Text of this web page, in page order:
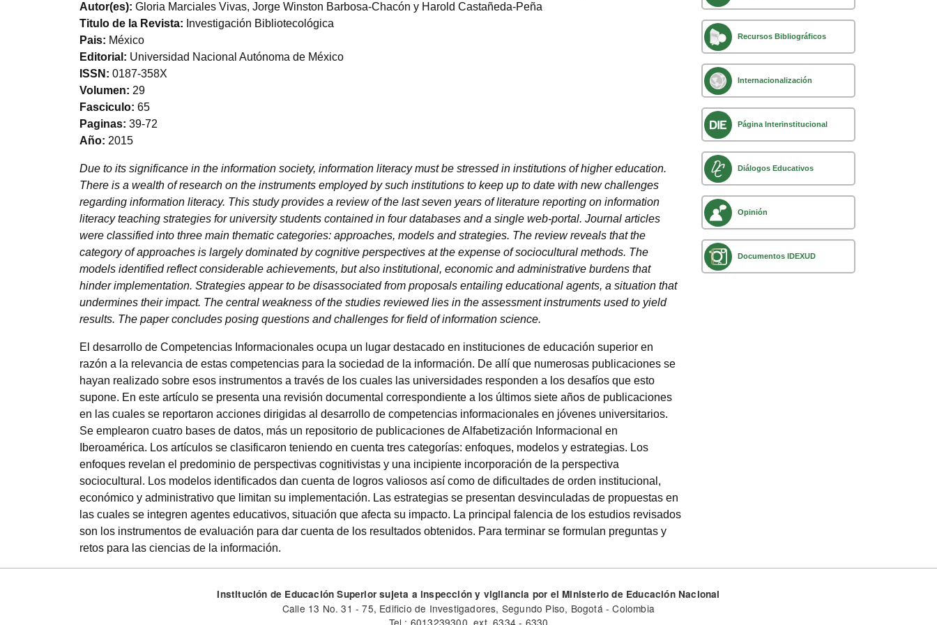
Autor(es) Gloria Marciales Vivas, Jorge Winston Barbosa-Chacón y Harold Castañeda-Peña
Titulo de la Revista
Investigación Bibliotecológica
Pais
México
Editorial
Universidad Nacional Autónoma de México
ISSN
0187-358X
Volumen
29
Fasciculo 65
Paginas 39-72
Año 2015
Due to its significance in the information society, information literacy must be stressed in institutions of higher education.
There is a wealth of research on the instruments employed by such institutions to keep up to date with new challenges
regarding information literacy. This study provides a review of the last seven years of literature reporting on information
literacy teaching strategies for university students contained in four databases and a single web-portal. Journal articles
were classified into three main thematic categories: approaches, models and strategies. The review reveals that the
category of approaches is largely dominated by cognitive perspectives at the expense of sociocultural methods. The
models identified reflect considerable achievements, but also institutional, economic and administrative burdens that
hinder implementation. Strategies appear to be disassociated from proposals entailing educational agents, a situation that
undermines their impact. The central weakness of the studies reviewed lies in the assessment instruments used to yield
results. The paper concludes posing questions and challenges for field of information science.
El desarrollo de Competencias Informacionales ocupa un lugar destacado en instituciones de educación superior en
razón a la relevancia de estas competencias para la sociedad de la información. De allí que numerosas publicaciones se
hayan realizado sobre esos instrumentos a través de los cuales las universidades responden a los desafíos que esto
supone. En este artículo se presenta una revisión documental correspondiente a los últimos siete años de publicaciones
en las cuales se reportaron acciones dirigidas al desarrollo de competencias informacionales en jóvenes universitarios.
Se emplearon cuatro bases de datos, más un repositorio de publicaciones de Alfabetización Informacional en
Iberoamérica. Los artículos se clasificaron teniendo en cuenta tres categorías: enfoques, modelos y estrategias. Los
enfoques revelan el predominio de perspectivas cognitivistas y una incipiente incorporación de la perspectiva
sociocultural. Los modelos identificados dan cuenta de logros valiosos así como de dificultades de orden institucional,
económico y administrativo que limitan su implementación. Las estrategias se presentan desvinculadas de propuestas en
las cuales se integren agentes educativos, situación que afecta su impacto. La principal falencia de los estudios revisados
son los instrumentos de evaluación para dar cuenta de los resultados obtenidos. Para terminar se formulan preguntas y
retos para las ciencias de la información.
Recursos Bibliográficos
Internacionalización
Página Interinstitucional
Diálogos Educativos
Opinión
Documentos IDEXUD
Institución de Educación Superior sujeta a inspección y vigilancia por el Ministerio de Educación Nacional
Calle 13 No. 31 - 75, Edificio de Investigadores, Segundo Piso, Bogotá - Colombia
Tel.: 6013239300, ext. 6334 - 6330